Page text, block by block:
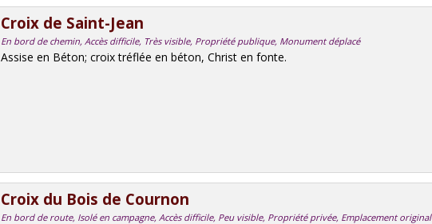
Croix de Saint-Jean
En bord de chemin, Accès difficile, Très visible, Propriété publique, Monument déplacé
Assise en Béton; croix tréflée en béton, Christ en fonte.
Croix du Bois de Cournon
En bord de route, Isolé en campagne, Accès difficile, Peu visible, Propriété privée, Emplacement original